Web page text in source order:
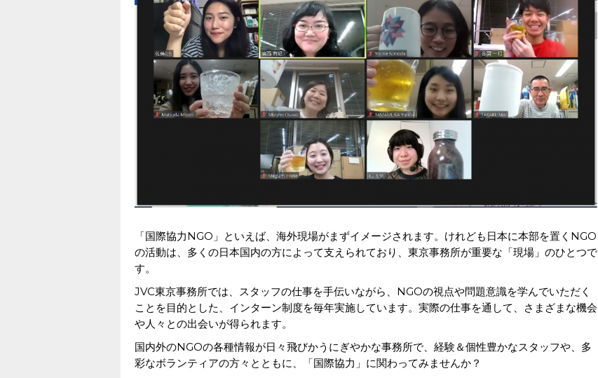
「国際協力NGO」といえば、海外現場がまずイメージされます。けれども日本に本部を置くNGO
の活動は、多くの日本国内の方によって支えられており、東京事務所が重要な「現場」のひとつで
す。
JVC東京事務所では、スタッフの仕事を手伝いながら、NGOの視点や問題意識を学んでいただく
ことを目的とした、インターン制度を毎年実施しています。実際の仕事を通して、さまざまな機会
や人々との出会いが得られます。
国内外のNGOの各種情報が日々飛びかうにぎやかな事務所で、経験＆個性豊かなスタッフや、多
彩なボランティアの方々とともに、「国際協力」に関わってみませんか？